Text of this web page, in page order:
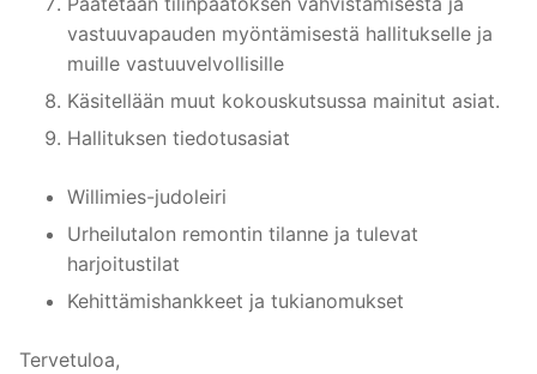
vastuuvapauden myöntämisestä hallitukselle ja
muille vastuuvelvollisille
Käsitellään muut kokouskutsussa mainitut asiat.
Hallituksen tiedotusasiat
Willimies-judoleiri
Urheilutalon remontin tilanne ja tulevat
harjoitustilat
Kehittämishankkeet ja tukianomukset
Tervetuloa,